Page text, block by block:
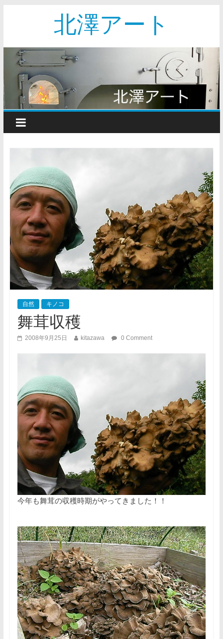
北澤アート
自然 キノコ
舞茸収穫
2008年9月25日 kitazawa 0 Comment
今年も舞茸の収穫時期がやってきました！！